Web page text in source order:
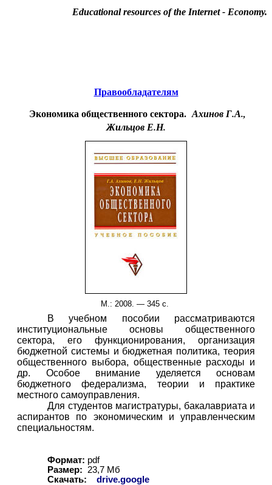
Educational resources of the Internet- Economy.
Правообладателям
Экономика общественного сектора.Ахинов Г.А.,
Жильцов Е.Н.
М.: 2008. — 345 с.
В учебном пособии рассматриваются
институциональные основы общественного
сектора, его функционирования, организация
бюджетной системы и бюджетная политика, теория
общественного выбора, общественные расходы и
др. Особое внимание уделяется основам
бюджетного федерализма, теории и практике
местного самоуправления.
Для студентов магистратуры, бакалавриата и
аспирантов по экономическим и управленческим
специальностям.
Формат: pdf
Размер:
23,7 Мб
Скачать:
drive.google